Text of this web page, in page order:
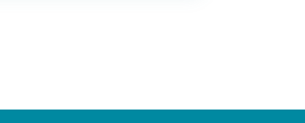
220х195х79см